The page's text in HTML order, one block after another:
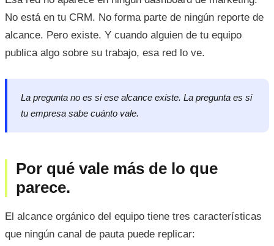
No está en tu CRM. No forma parte de ningún reporte de
alcance. Pero existe. Y cuando alguien de tu equipo
publica algo sobre su trabajo, esa red lo ve.
La pregunta no es si ese alcance existe. La pregunta es si
tu empresa sabe cuánto vale.
Por qué vale más de lo que
parece.
El alcance orgánico del equipo tiene tres características
que ningún canal de pauta puede replicar: